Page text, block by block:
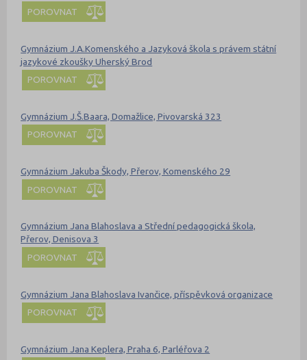
POROVNAT
Gymnázium J.A.Komenského a Jazyková škola s právem státní
jazykové zkoušky Uherský Brod
POROVNAT
Gymnázium J.Š.Baara, Domažlice, Pivovarská 323
POROVNAT
Gymnázium Jakuba Škody, Přerov, Komenského 29
POROVNAT
Gymnázium Jana Blahoslava a Střední pedagogická škola,
Přerov, Denisova 3
POROVNAT
Gymnázium Jana Blahoslava Ivančice, příspěvková organizace
POROVNAT
Gymnázium Jana Keplera, Praha 6, Parléřova 2